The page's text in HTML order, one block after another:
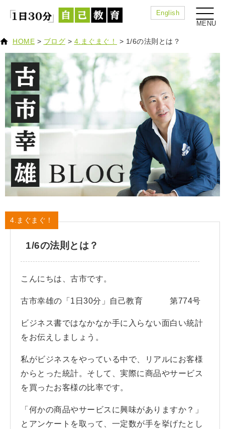
English
HOME > ブログ > 4.まぐまぐ！ > 1/6の法則とは？
4.まぐまぐ！
1/6の法則とは？
こんにちは、古市です。
古市幸雄の「1日30分」自己教育 第774号
ビジネス書ではなかなか手に入らない面白い統計
をお伝えしましょう。
私がビジネスをやっている中で、リアルにお客様
からとった統計。そして、実際に商品やサービス
を買ったお客様の比率です。
「何かの商品やサービスに興味がありますか？」
とアンケートを取って、一定数が手を挙げたとし